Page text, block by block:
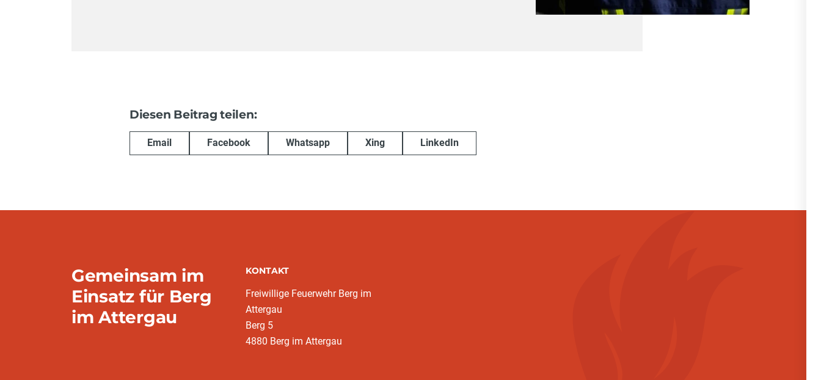
Diesen Beitrag teilen:
Email Facebook Whatsapp Xing LinkedIn
Gemeinsam im
Einsatz für Berg
im Attergau
KONTAKT
Freiwillige Feuerwehr Berg im
Attergau
Berg 5
4880 Berg im Attergau